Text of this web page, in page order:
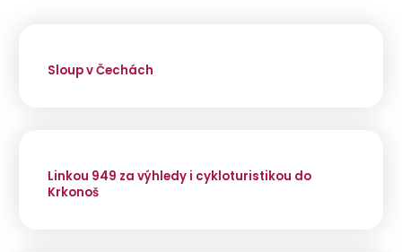
Sloup v Čechách
Linkou 949 za výhledy i cykloturistikou do
Krkonoš